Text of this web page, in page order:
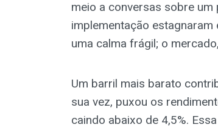
meio a conversas sobre
implementação
uma calma frágil; o
Um barril mais barato
sua vez, puxou os
caindo abaixo de 4,5%.